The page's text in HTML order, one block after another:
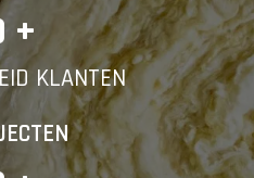
+
KLANTEN